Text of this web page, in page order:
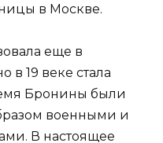
в Москве.
еще в
в 19 веке стала
Бронины были
военными и
В настоящее